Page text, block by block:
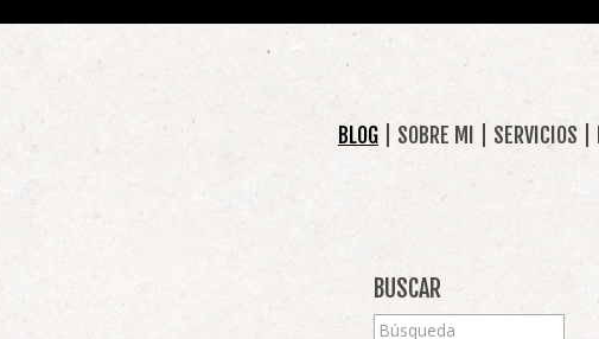
BLOG SOBRE MI SERVICIOS
BUSCAR